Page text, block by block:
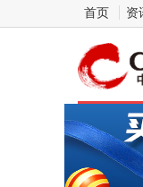
首页 资